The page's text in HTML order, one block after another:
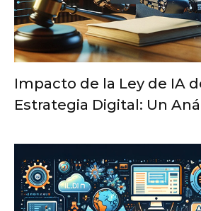
Impacto de la Ley de IA
Estrategia Digital: Un